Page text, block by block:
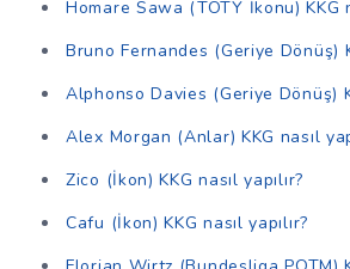
Homare Sawa (TOTY İkonu) KKG
Bruno Fernandes (Geriye Dönüş)
Alphonso Davies (Geriye Dönüş)
Alex Morgan (Anlar) KKG nasıl
Zico (İkon) KKG nasıl yapılır?
Cafu (İkon) KKG nasıl yapılır?